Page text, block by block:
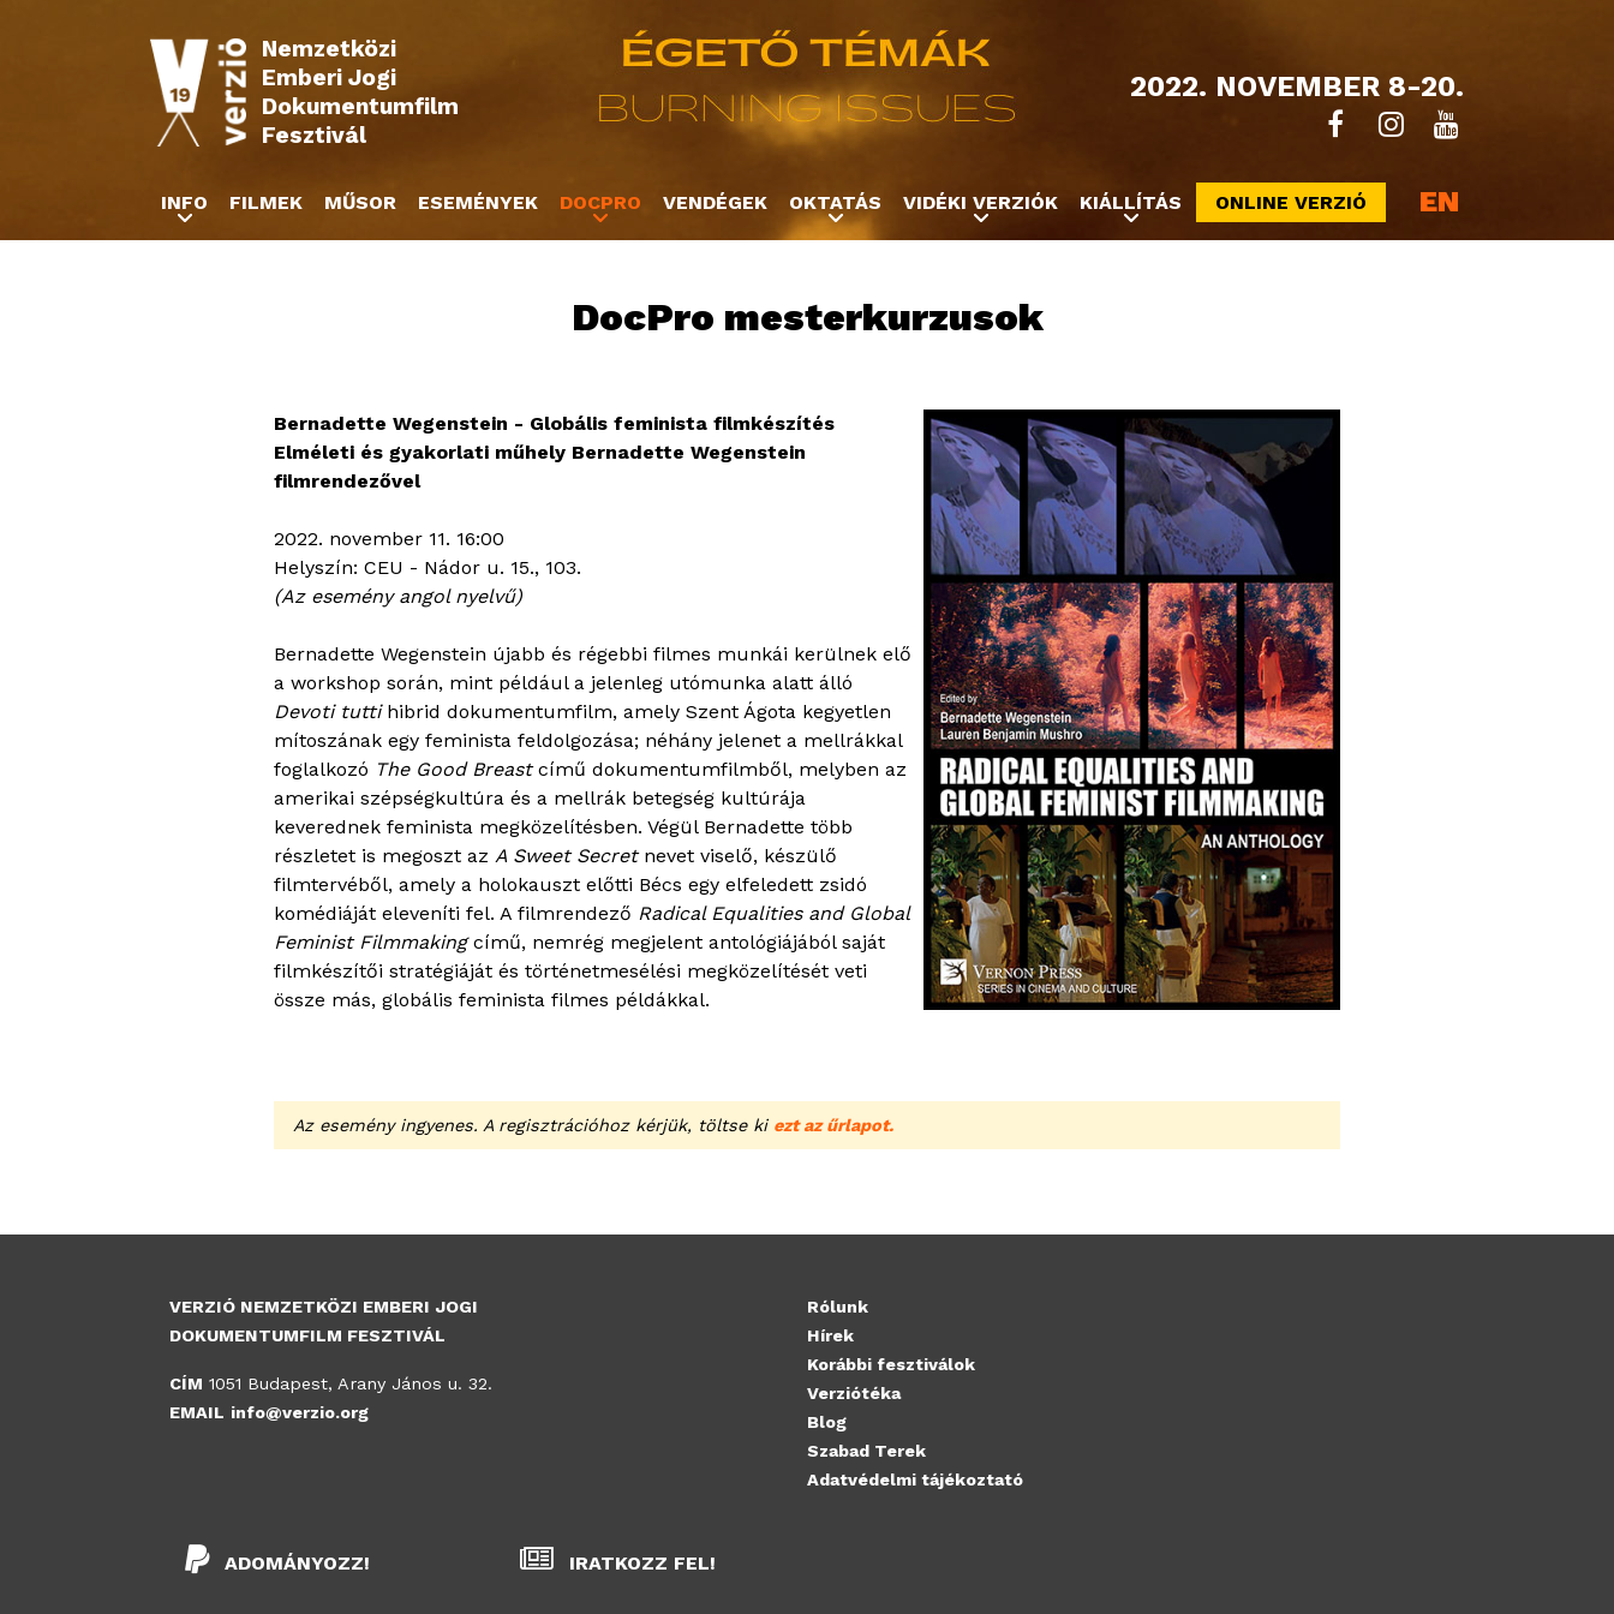
2022. NOVEMBER 8-20.
Nemzetközi
Emberi Jogi
Dokumentumfilm
Fesztivál
DocPro mesterkurzusok
Bernadette Wegenstein - Globális feminista filmkészítés
Elméleti és gyakorlati műhely Bernadette Wegenstein
filmrendezővel
2022. november 11. 16:00
Helyszín: CEU - Nádor u. 15., 103.
(Az esemény angol nyelvű)
Bernadette Wegenstein újabb és régebbi filmes munkái kerülnek elő
a workshop során, mint például a jelenleg utómunka alatt álló
Devoti tuttihibrid dokumentumfilm, amely Szent Ágota kegyetlen
mítoszának egy feminista feldolgozása; néhány jelenet a mellrákkal
foglalkozó The Good Breastcímű dokumentumfilmből, melyben az
amerikai szépségkultúra és a mellrák betegség kultúrája
keverednek feminista megközelítésben. Végül Bernadette több
részletet is megoszt az A Sweet Secretnevet viselő, készülő
filmtervéből, amely a holokauszt előtti Bécs egy elfeledett zsidó
komédiáját eleveníti fel. A filmrendező Radical Equalities and Global
Feminist Filmmakingcímű, nemrég megjelent antológiájából saját
filmkészítői stratégiáját és történetmesélési megközelítését veti
össze más, globális feminista filmes példákkal.
Az esemény ingyenes. A regisztrációhoz kérjük, töltse ki ezt az űrlapot.
INFO FILMEK MŰSOR ESEMÉNYEK DOCPRO VENDÉGEK OKTATÁS VIDÉKI VERZIÓK KIÁLLÍTÁS ONLINE VERZIÓ EN
VERZIÓ NEMZETKÖZI EMBERI JOGI
DOKUMENTUMFILM FESZTIVÁL
CÍM 1051 Budapest, Arany János u. 32.
EMAIL info@verzio.org
ADOMÁNYOZZ! IRATKOZZ FEL!
Rólunk
Hírek
Korábbi fesztiválok
Verziótéka
Blog
Szabad Terek
Adatvédelmi tájékoztató